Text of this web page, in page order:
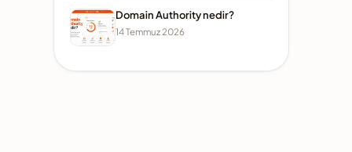
Domain Authority nedir?
14 Temmuz 2026